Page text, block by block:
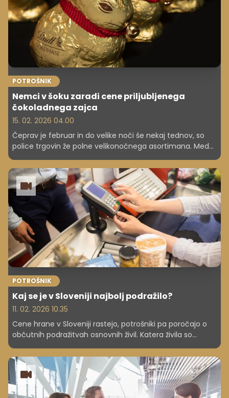
POTROŠNIK
Nemci v šoku zaradi cene priljubljenega
čokoladnega zajca
15. 02. 2026 04.00
Čeprav je februar in do velike noči še nekaj tednov, so
police trgovin že polne velikonočnega asortimana. Med
Lindtov čokoladni zajec, znan tudi kot Lindt Gold Bunny.
Letos pa so Nemci ostali presenečeni nad visoko ceno
tega priljubljenega čokoladnega izdelka, kar je sprožilo
pravo spletno razpravo.
POTROŠNIK
Kaj se je v Sloveniji najbolj podražilo?
11. 02. 2026 10.35
Cene hrane v Sloveniji rastejo, potrošniki pa poročajo o
občutnih podražitvah osnovnih živil. Katera živila so
bremeni družinske proračune?